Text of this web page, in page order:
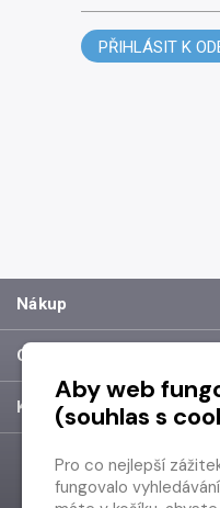
PŘIHLÁSIT K
Nákup
O společnosti
Kontakt
Aby web
(souhlas s
Pro co nejlepší
fungovalo